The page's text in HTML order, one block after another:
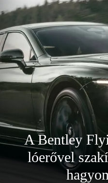
A Bentley
lóerővel